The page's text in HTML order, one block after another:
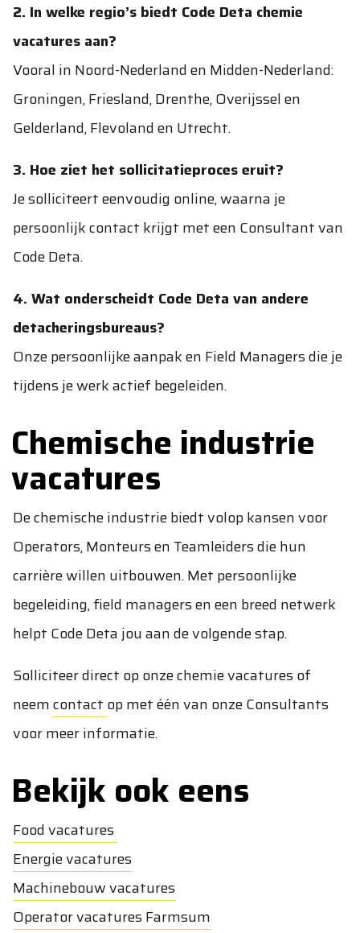
2. In welke regio’s biedt Code Deta chemie
vacatures aan?
Vooral in Noord-Nederland en Midden-Nederland:
Groningen, Friesland, Drenthe, Overijssel en
Gelderland, Flevoland en Utrecht.
3. Hoe ziet het sollicitatieproces eruit?
Je solliciteert eenvoudig online, waarna je
persoonlijk contact krijgt met een Consultant van
Code Deta.
4. Wat onderscheidt Code Deta van andere
detacheringsbureaus?
Onze persoonlijke aanpak en Field Managers die je
tijdens je werk actief begeleiden.
Chemische industrie
vacatures
De chemische industrie biedt volop kansen voor
Operators, Monteurs en Teamleiders die hun
carrière willen uitbouwen. Met persoonlijke
begeleiding, field managers en een breed netwerk
helpt Code Deta jou aan de volgende stap.
Solliciteer direct op onze chemie vacatures of
neemcontact op met één van onze Consultants
voor meer informatie.
Bekijk ook eens
Food vacatures
Energie vacatures
Machinebouw vacatures
Operator vacatures Farmsum